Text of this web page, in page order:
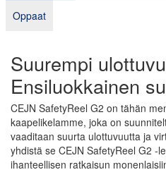
Oppaat
Suurempi
Ensiluokkainen
CEJN SafetyReel G2 on tähän
kaapelikelamme, joka on
vaaditaan suurta ulottuvuutta ja
yhdistä se CEJN SafetyReel G2 -
ihanteellisen ratkaisun